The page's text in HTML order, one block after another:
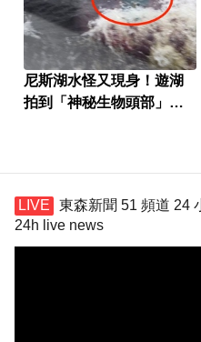
尼斯湖水怪又現身！遊湖
拍到「神秘生物頭部」官
東森新聞 51 頻道 24
24h live news